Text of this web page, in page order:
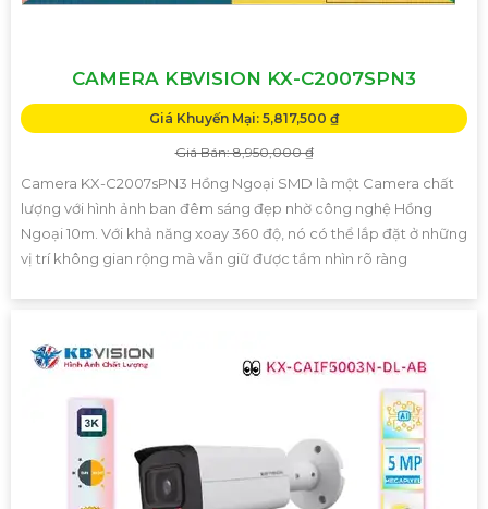
CAMERA KBVISION KX-C2007SPN3
Giá Khuyến Mại: 5,817,500 ₫
Giá Bán: 8,950,000 ₫
Camera KX-C2007sPN3 Hồng Ngoại SMD là một Camera chất
lượng với hình ảnh ban đêm sáng đẹp nhờ công nghệ Hồng
Ngoại 10m. Với khả năng xoay 360 độ, nó có thể lắp đặt ở những
vị trí không gian rộng mà vẫn giữ được tầm nhìn rõ ràng